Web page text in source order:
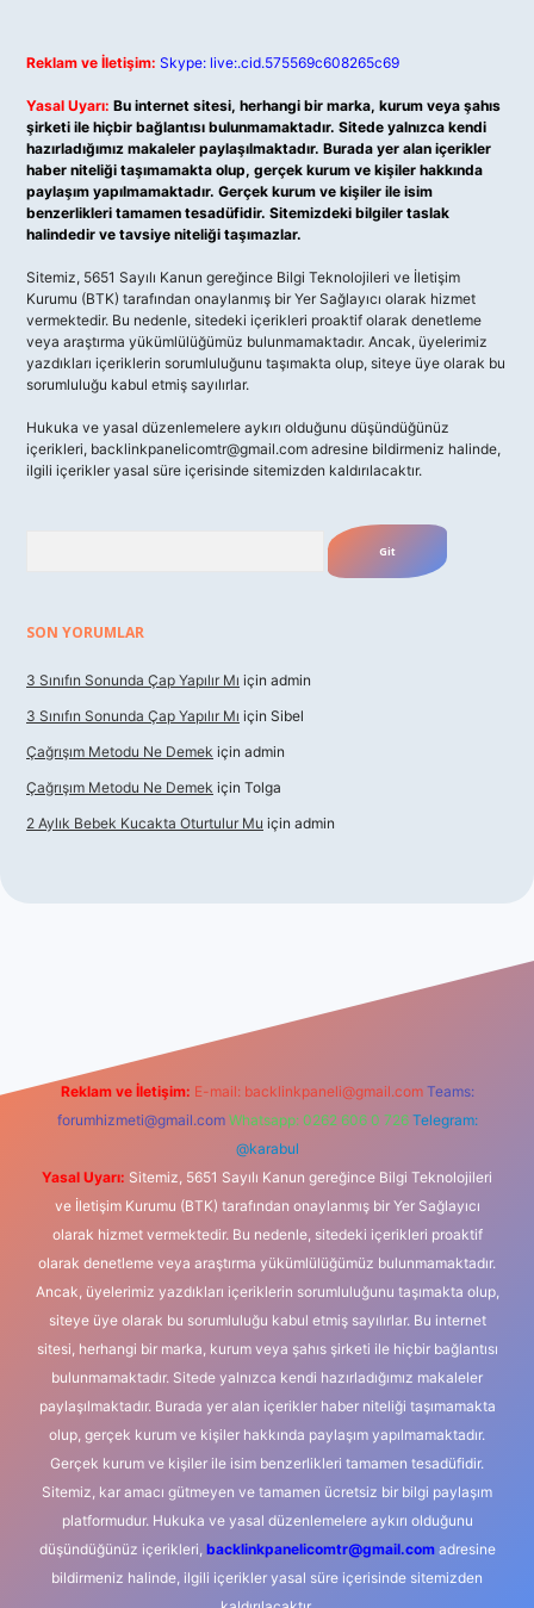
Reklam ve İletişim: Skype: live:.cid.575569c608265c69
Yasal Uyarı: Bu internet sitesi, herhangi bir marka, kurum veya şahıs
şirketi ile hiçbir bağlantısı bulunmamaktadır. Sitede yalnızca kendi
hazırladığımız makaleler paylaşılmaktadır. Burada yer alan içerikler
haber niteliği taşımamakta olup, gerçek kurum ve kişiler hakkında
paylaşım yapılmamaktadır. Gerçek kurum ve kişiler ile isim
benzerlikleri tamamen tesadüfidir. Sitemizdeki bilgiler taslak
halindedir ve tavsiye niteliği taşımazlar.
Sitemiz, 5651 Sayılı Kanun gereğince Bilgi Teknolojileri ve İletişim
Kurumu (BTK) tarafından onaylanmış bir Yer Sağlayıcı olarak hizmet
vermektedir. Bu nedenle, sitedeki içerikleri proaktif olarak denetleme
veya araştırma yükümlülüğümüz bulunmamaktadır. Ancak, üyelerimiz
yazdıkları içeriklerin sorumluluğunu taşımakta olup, siteye üye olarak bu
sorumluluğu kabul etmiş sayılırlar.
Hukuka ve yasal düzenlemelere aykırı olduğunu düşündüğünüz
içerikleri, backlinkpanelicomtr@gmail.com adresine bildirmeniz halinde,
ilgili içerikler yasal süre içerisinde sitemizden kaldırılacaktır.
SON YORUMLAR
3 Sınıfın Sonunda Çap Yapılır Mı için admin
3 Sınıfın Sonunda Çap Yapılır Mı için Sibel
Çağrışım Metodu Ne Demek için admin
Çağrışım Metodu Ne Demek için Tolga
2 Aylık Bebek Kucakta Oturtulur Mu için admin
Reklam ve İletişim: E-mail: backlinkpaneli@gmail.com Teams:
forumhizmeti@gmail.com Whatsapp: 0262 606 0 726 Telegram:
@karabul
Yasal Uyarı: Sitemiz, 5651 Sayılı Kanun gereğince Bilgi Teknolojileri
ve İletişim Kurumu (BTK) tarafından onaylanmış bir Yer Sağlayıcı
olarak hizmet vermektedir. Bu nedenle, sitedeki içerikleri proaktif
olarak denetleme veya araştırma yükümlülüğümüz bulunmamaktadır.
Ancak, üyelerimiz yazdıkları içeriklerin sorumluluğunu taşımakta olup,
siteye üye olarak bu sorumluluğu kabul etmiş sayılırlar. Bu internet
sitesi, herhangi bir marka, kurum veya şahıs şirketi ile hiçbir bağlantısı
bulunmamaktadır. Sitede yalnızca kendi hazırladığımız makaleler
paylaşılmaktadır. Burada yer alan içerikler haber niteliği taşımamakta
olup, gerçek kurum ve kişiler hakkında paylaşım yapılmamaktadır.
Gerçek kurum ve kişiler ile isim benzerlikleri tamamen tesadüfidir.
Sitemiz, kar amacı gütmeyen ve tamamen ücretsiz bir bilgi paylaşım
platformudur. Hukuka ve yasal düzenlemelere aykırı olduğunu
düşündüğünüz içerikleri, backlinkpanelicomtr@gmail.comadresine
bildirmeniz halinde, ilgili içerikler yasal süre içerisinde sitemizden